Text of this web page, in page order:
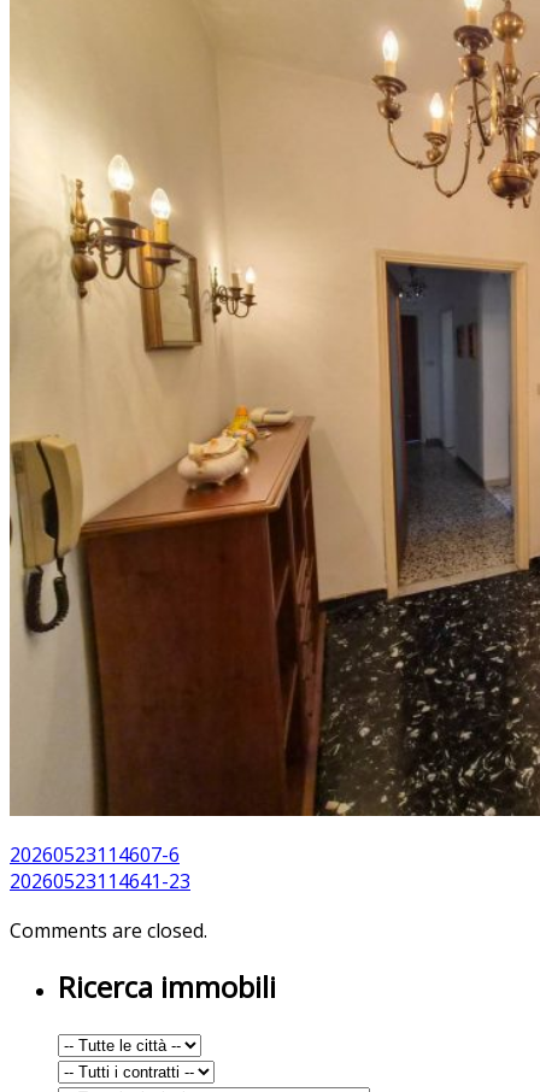
20260523114607-6
20260523114641-23
Comments are closed.
Ricerca immobili